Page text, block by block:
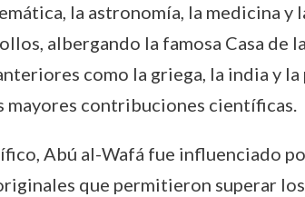
la astronomía, la medicina
albergando la famosa Casa de
como la griega, la india y la
mayores contribuciones científicas.
Abú al-Wafá fue influenciado
que permitieron superar